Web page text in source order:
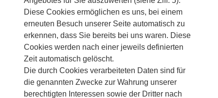
Diese Cookies ermöglichen es uns, bei einem
erneuten Besuch unserer Seite automatisch zu
erkennen, dass Sie bereits bei uns waren. Diese
Cookies werden nach einer jeweils definierten
Zeit automatisch gelöscht.
Die durch Cookies verarbeiteten Daten sind für
die genannten Zwecke zur Wahrung unserer
berechtigten Interessen sowie der Dritter nach